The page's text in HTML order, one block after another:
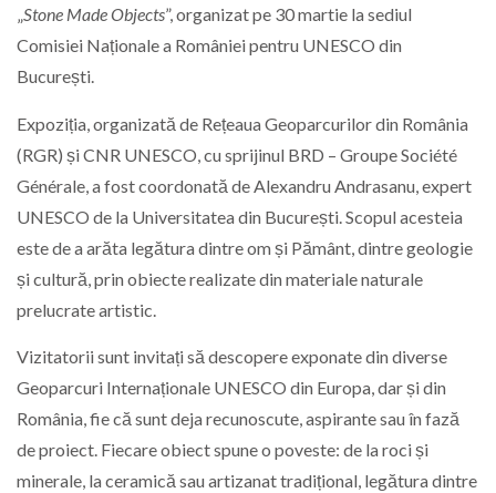
„Stone Made Objects”, organizat pe 30 martie la sediul
Comisiei Naționale a României pentru UNESCO din
București.
Expoziția, organizată de Rețeaua Geoparcurilor din România
(RGR) și CNR UNESCO, cu sprijinul BRD – Groupe Société
Générale, a fost coordonată de Alexandru Andrasanu, expert
UNESCO de la Universitatea din București. Scopul acesteia
este de a arăta legătura dintre om și Pământ, dintre geologie
și cultură, prin obiecte realizate din materiale naturale
prelucrate artistic.
Vizitatorii sunt invitați să descopere exponate din diverse
Geoparcuri Internaționale UNESCO din Europa, dar și din
România, fie că sunt deja recunoscute, aspirante sau în fază
de proiect. Fiecare obiect spune o poveste: de la roci și
minerale, la ceramică sau artizanat tradițional, legătura dintre